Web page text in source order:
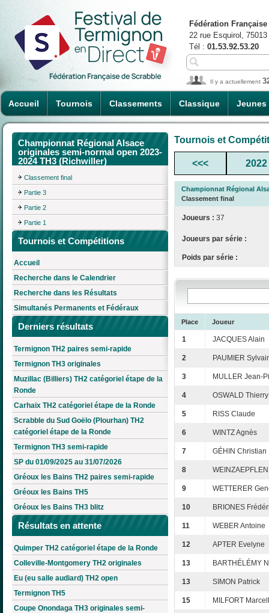
Accueil Tournois Classements Classique Jeunes
Fédération
22 rue Esquirol,
Tél : 01.53.92.53.20
Il y a actuellement
Championnat Régional Alsace
originales semi-normal open 2023-
2024 TH3 (Richwiller)
Classement final
Partie 3
Partie 2
Partie 1
Tournois et Compétitions
Accueil
Recherche dans le Calendrier
Recherche dans les Résultats
Simultanés Permanents et Fédéraux
Derniers résultats
Termignon TH2 paires semi-rapide
Termignon TH3 originales
Muzillac (Billiers) TH2 catégoriel étape de la
Ronde
Carhaix TH2 catégoriel étape de la Ronde
Scrabble du Sud Goëlo (Plourhan) TH2
catégoriel étape de la Ronde
Termignon TH3 semi-rapide
SP du 01/09/2025 au 31/07/2026
Gréoux les Bains TH2 paires semi-rapide
Gréoux les Bains TH5
Gréoux les Bains TH3 blitz
Résultats en attente
Quimper TH2 catégoriel étape de la Ronde
Colleville-Montgomery TH2 originales
Eu (eu salle audiard) TH2 open
Termignon TH5
Coupe Onondaga TH3 originales semi-
Tournois et
<<< 2022
Championnat Régional
Classement final
Joueurs : 37
Joueurs par série :
Poids par série :
Place Joueur
1 JACQUES Alain
2 PAUMIER
3 MULLER Jean-
4 OSWALD Thierry
5 RISS Claude
6 WINTZ Agnès
7 GÉHIN Christian
8
9 WETTERER
10 BRIONES
11 WEBER Antoine
12 APTER Evelyne
13 BARTHÉLÉMY
13 SIMON Patrick
15 MILFORT